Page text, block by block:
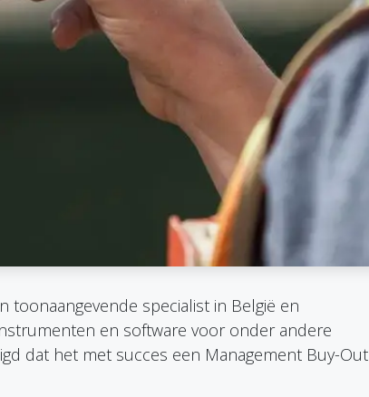
toonaangevende specialist in België en
en software voor onder andere
dat het met succes een Management Buy-Out